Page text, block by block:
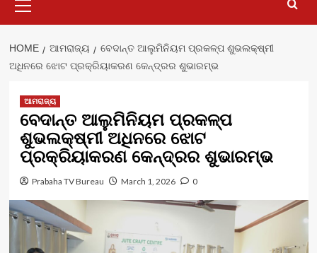
Menu
HOME ଆମରାଜ୍ୟ
ବେଦାନ୍ତ ଆଲୁମିନିୟମ ପ୍ରକଳ୍ପ ଶୁଭଲକ୍ଷ୍ମୀ
ଅଧିନରେ ଝୋଟ ପ୍ରକ୍ରିୟାକରଣ କେନ୍ଦ୍ରର ଶୁଭାରମ୍ଭ
ଆମରାଜ୍ୟ
ବେଦାନ୍ତ ଆଲୁମିନିୟମ ପ୍ରକଳ୍ପ
ଶୁଭଲକ୍ଷ୍ମୀ ଅଧିନରେ ଝୋଟ
ପ୍ରକ୍ରିୟାକରଣ କେନ୍ଦ୍ରର ଶୁଭାରମ୍ଭ
Prabaha TV Bureau March 1, 2026 0